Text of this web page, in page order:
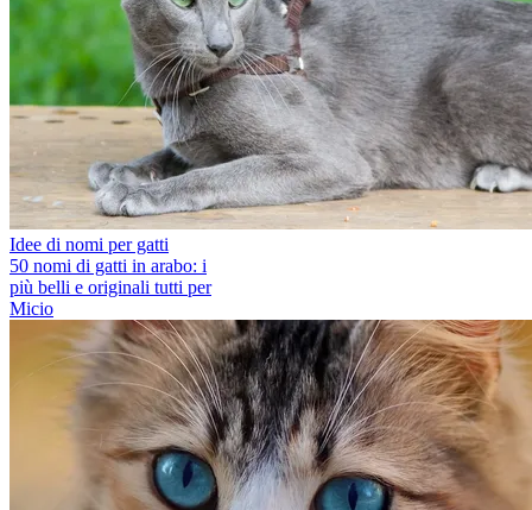
Idee di nomi per gatti
50 nomi di gatti in arabo: i
più belli e originali tutti per
Micio